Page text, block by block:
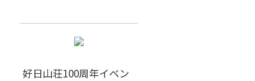
好日山荘100周年イベン